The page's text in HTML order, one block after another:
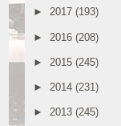
► 2017 (193)
► 2016 (208)
► 2015 (245)
► 2014 (231)
► 2013 (245)